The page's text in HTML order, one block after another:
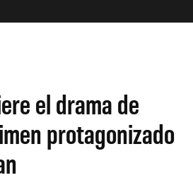
el drama de
protagonizado